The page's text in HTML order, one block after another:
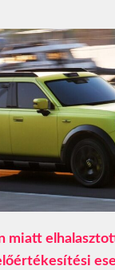
miatt